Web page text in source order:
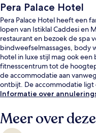
Pera Palace Hotel
Pera Palace Hotel heeft een
lopen van Istiklal Caddesi en
restaurant en bezoek de spa
bindweefselmassages, body
hotel in luxe stijl mag ook
fitnesscentrum tot de
de accommodatie aan
ontbijt. De accommodatie
vervoer: het is 4 minuten
Informatie over
Meer over